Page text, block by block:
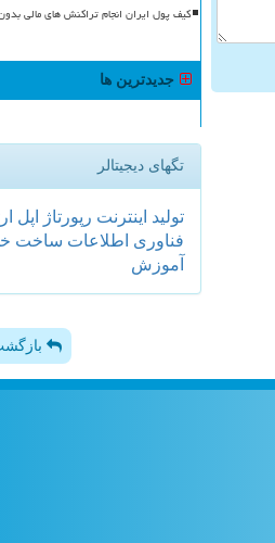
کیف پول ایران انجام تراکنش های مالی
جدیدترین ها
تگهای دیجیتالر
تولید اینترنت رپورتاژ اپل
فناوری اطلاعات ساخت
آموزش